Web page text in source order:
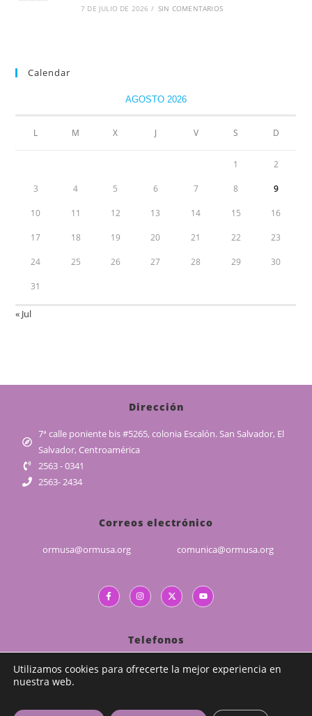
7 DE JULIO DE 2026 / SIN COMENTARIOS
Calendar
AGOSTO 2026
L M X J V S D
1 2
3 4 5 6 7 8 9
10 11 12 13 14 15 16
17 18 19 20 21 22 23
24 25 26 27 28 29 30
31
« Jul
Dirección
7ª calle poniente bis #5265, colonia Escalón. San Salvador, El
Salvador, Centroamérica
2563 - 0341
2563- 2434
Correos electrónico
ormusa@ormusa.org comunica@ormusa.org
Telefonos
(503) 2226 - 5829
(503) 7989 - 1839
Utilizamos cookies para ofrecerte la mejor experiencia en
nuestra web.